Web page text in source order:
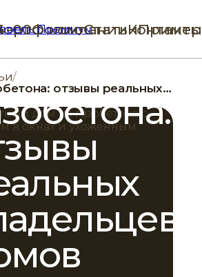
СтатьиПример
00О компанииКонтакты
/
Дома из газобетона: отзывы реальных владельцев домов
2024 Г.
из